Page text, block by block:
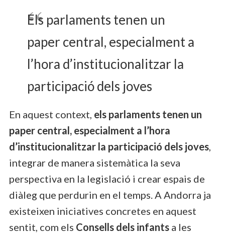
Els parlaments tenen un
paper central, especialment a
l’hora d’institucionalitzar la
participació dels joves
En aquest context, els parlaments tenen un
paper central, especialment a l’hora
d’institucionalitzar la participació dels joves,
integrar de manera sistemàtica la seva
perspectiva en la legislació i crear espais de
diàleg que perdurin en el temps. A Andorra ja
existeixen iniciatives concretes en aquest
sentit, com els Consells dels infants a les